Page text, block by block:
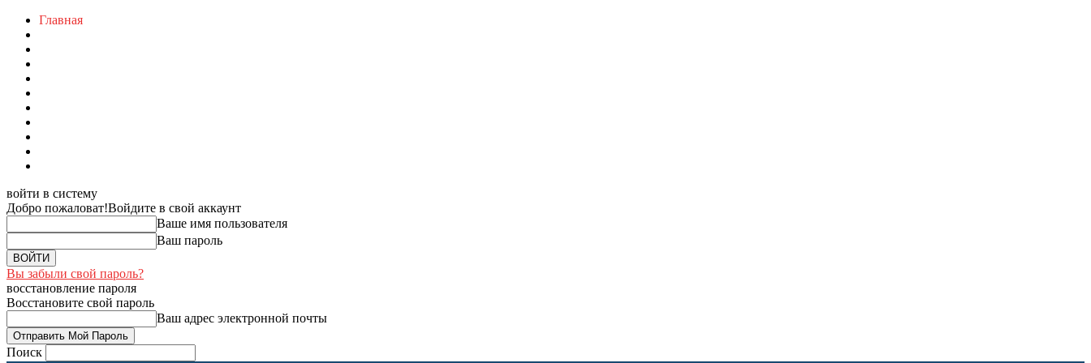
Главная
войти в систему
Добро пожаловат!Войдите в свой аккаунт
Ваше имя пользователя
Ваш пароль
Вы забыли свой пароль?
восстановление пароля
Восстановите свой пароль
Ваш адрес электронной почты
Поиск